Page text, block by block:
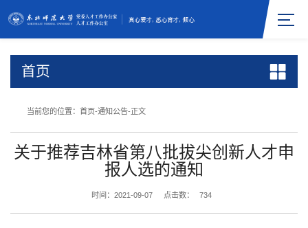
首页
当前您的位置： 首页-通知公告-正文
关于推荐吉林省第八批拔尖创新人才申
报人选的通知
时间：2021-09-07 点击数： 734